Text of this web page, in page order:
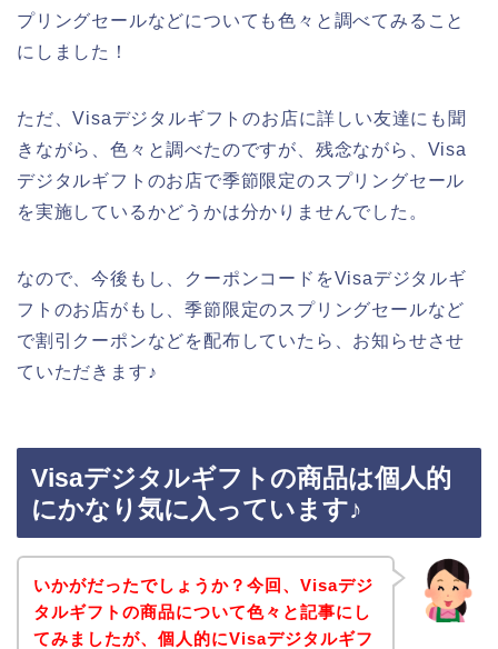
プリングセールなどについても色々と調べてみること
にしました！
ただ、Visaデジタルギフトのお店に詳しい友達にも聞
きながら、色々と調べたのですが、残念ながら、Visa
デジタルギフトのお店で季節限定のスプリングセール
を実施しているかどうかは分かりませんでした。
なので、今後もし、クーポンコードをVisaデジタルギ
フトのお店がもし、季節限定のスプリングセールなど
で割引クーポンなどを配布していたら、お知らせさせ
ていただきます♪
Visaデジタルギフトの商品は個人的
にかなり気に入っています♪
いかがだったでしょうか？今回、Visaデジ
タルギフトの商品について色々と記事にし
てみましたが、個人的にVisaデジタルギフ